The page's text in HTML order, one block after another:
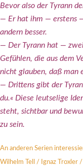
Bevor also der Tyrann
— Er hat ihm — ers­tens
andern bes­ser.
— Der Tyrann hat —
Gefüh­len, die aus dem
nicht glau­ben, daß man
— Drit­tens gibt der
du.« Die­se leut­se­li­ge
steht, sicht­bar und
zu sein.
An ande­ren Seri­en
Wil­helm Tell
/ Ignaz Trox­ler /